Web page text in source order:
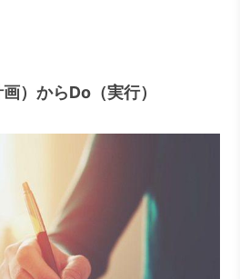
）からDo（実行）